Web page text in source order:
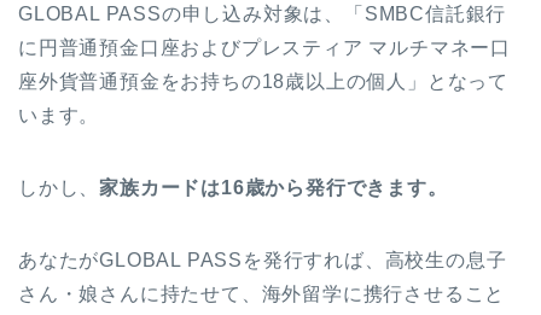
GLOBAL PASSの申し込み対象は、「SMBC信託銀行
に円普通預金口座およびプレスティア マルチマネー口
座外貨普通預金をお持ちの18歳以上の個人」となって
います。
しかし、 家族カードは16歳から発行できます。
あなたがGLOBAL PASSを発行すれば、高校生の息子
さん・娘さんに持たせて、海外留学に携行させること